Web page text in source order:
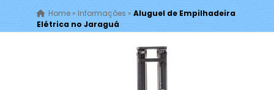
Home» Informações » Aluguel de Empilhadeira
Elétrica no Jaraguá